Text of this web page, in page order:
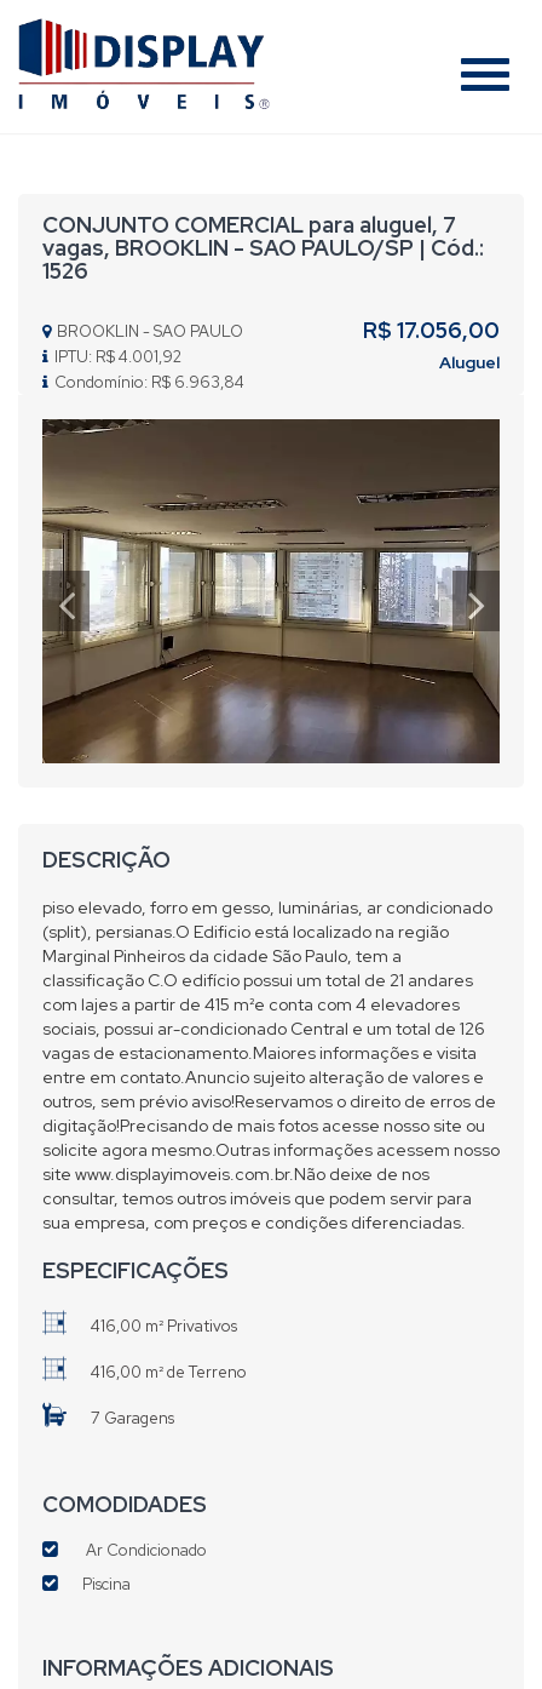
#
CONJUNTO COMERCIAL para aluguel, 7
vagas, BROOKLIN - SAO PAULO/SP | Cód.:
1526
BROOKLIN - SAO PAULO
IPTU: R$ 4.001,92
Condomínio: R$ 6.963,84
R$ 17.056,00
Aluguel
Previous
DESCRIÇÃO
piso elevado, forro em gesso, luminárias, ar condicionado
(split), persianas.O Edificio está localizado na região
Marginal Pinheiros da cidade São Paulo, tem a
classificação C.O edifício possui um total de 21 andares
com lajes a partir de 415 m²e conta com 4 elevadores
sociais, possui ar-condicionado Central e um total de 126
vagas de estacionamento.Maiores informações e visita
entre em contato.Anuncio sujeito alteração de valores e
outros, sem prévio aviso!Reservamos o direito de erros de
digitação!Precisando de mais fotos acesse nosso site ou
solicite agora mesmo.Outras informações acessem nosso
site www.displayimoveis.com.br.Não deixe de nos
consultar, temos outros imóveis que podem servir para
sua empresa, com preços e condições diferenciadas.
ESPECIFICAÇÕES
416,00 m² Privativos
416,00 m² de Terreno
7 Garagens
COMODIDADES
Ar Condicionado
Piscina
INFORMAÇÕES ADICIONAIS